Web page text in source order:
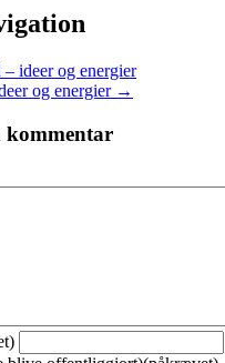
ideer og energier
og energier →
kommentar